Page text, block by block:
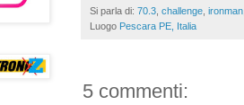
Si parla di: 70.3 challenge ironman
Luogo Pescara PE, Italia
5 commenti: